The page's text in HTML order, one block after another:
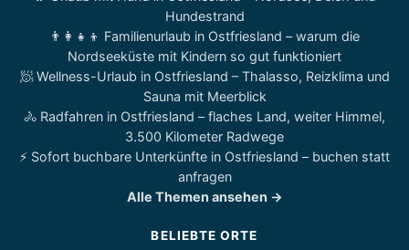
Hundestrand
👨‍👩‍👧‍👦 Familienurlaub in Ostfriesland – warum die
Nordseeküste mit Kindern so gut funktioniert
🧖 Wellness-Urlaub in Ostfriesland – Thalasso, Reizklima und
Sauna mit Meerblick
🚴 Radfahren in Ostfriesland – flaches Land, weiter Himmel,
3.500 Kilometer Radwege
⚡ Sofort buchbare Unterkünfte in Ostfriesland – buchen statt
anfragen
Alle Themen ansehen →
BELIEBTE ORTE